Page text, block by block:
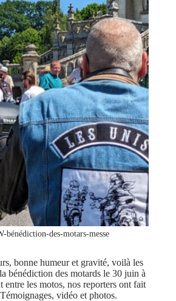
bénédiction-des-motars-messe
bonne humeur et gravité, voilà les
bénédiction des motards le 30 juin à
les motos, nos reporters ont fait
vidéo et photos.